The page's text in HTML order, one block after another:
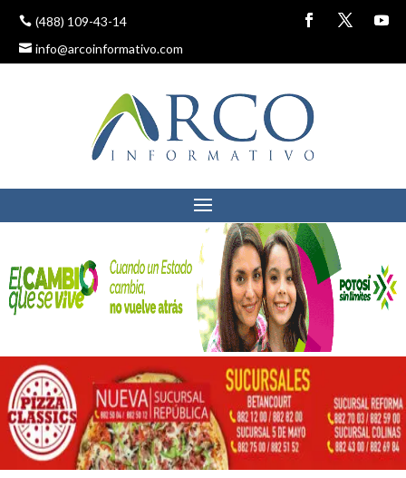
(488) 109-43-14
info@arcoinformativo.com